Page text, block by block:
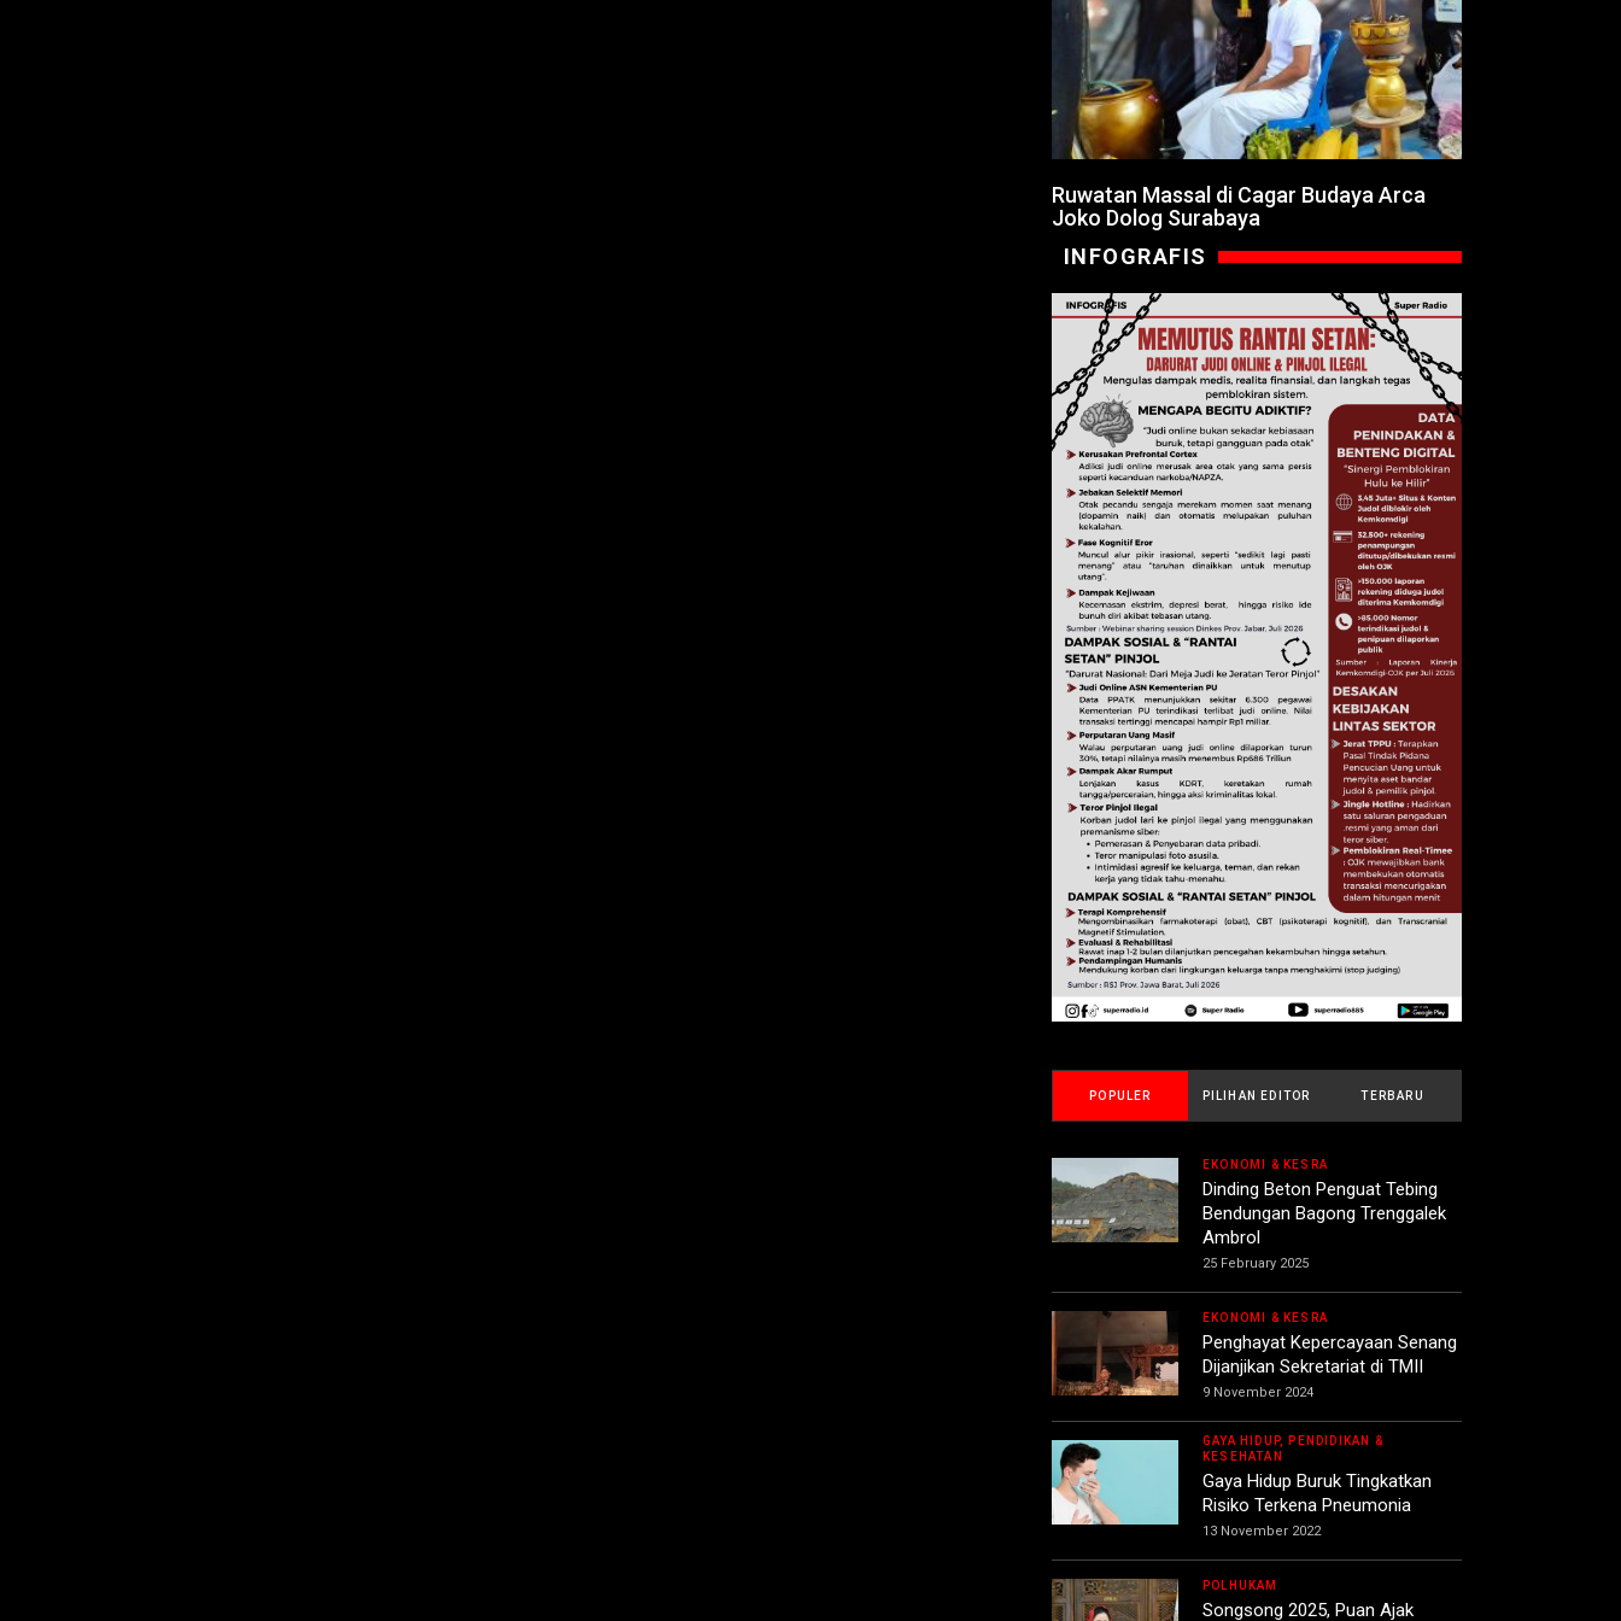
Ruwatan Massal di Cagar Budaya Arca
Joko Dolog Surabaya
INFOGRAFIS
POPULER PILIHAN EDITOR TERBARU
EKONOMI & KESRA
Dinding Beton Penguat Tebing
Bendungan Bagong Trenggalek
Ambrol
25 February 2025
EKONOMI & KESRA
Penghayat Kepercayaan Senang
Dijanjikan Sekretariat di TMII
9 November 2024
GAYA HIDUP, PENDIDIKAN &
KESEHATAN
Gaya Hidup Buruk Tingkatkan
Risiko Terkena Pneumonia
13 November 2022
POLHUKAM
Songsong 2025, Puan Ajak